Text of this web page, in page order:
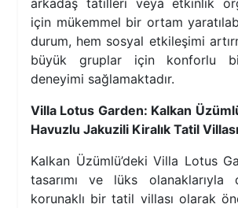
arkadaş tatilleri veya etkinlik
için mükemmel bir ortam
durum, hem sosyal etkileşimi
büyük gruplar için konforlu
deneyimi sağlamaktadır.
Villa Lotus Garden: Kalkan
Havuzlu Jakuzili Kiralık Tatil Villası
Kalkan Üzümlü’deki Villa Lotus
tasarımı ve lüks olanaklarıyla
korunaklı bir tatil villası olarak